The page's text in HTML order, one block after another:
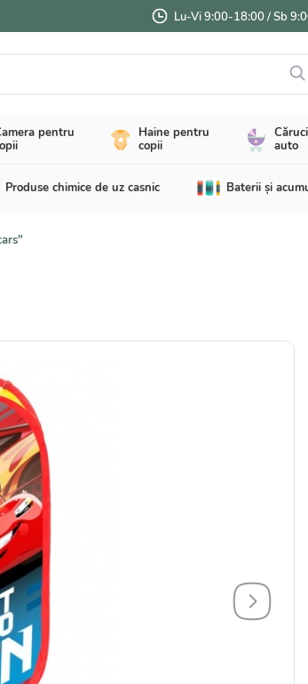
Lu-Vi 9:00-18:00 / Sb
pentru
Haine pentru
copii
auto
Produse chimice de uz casnic Baterii și